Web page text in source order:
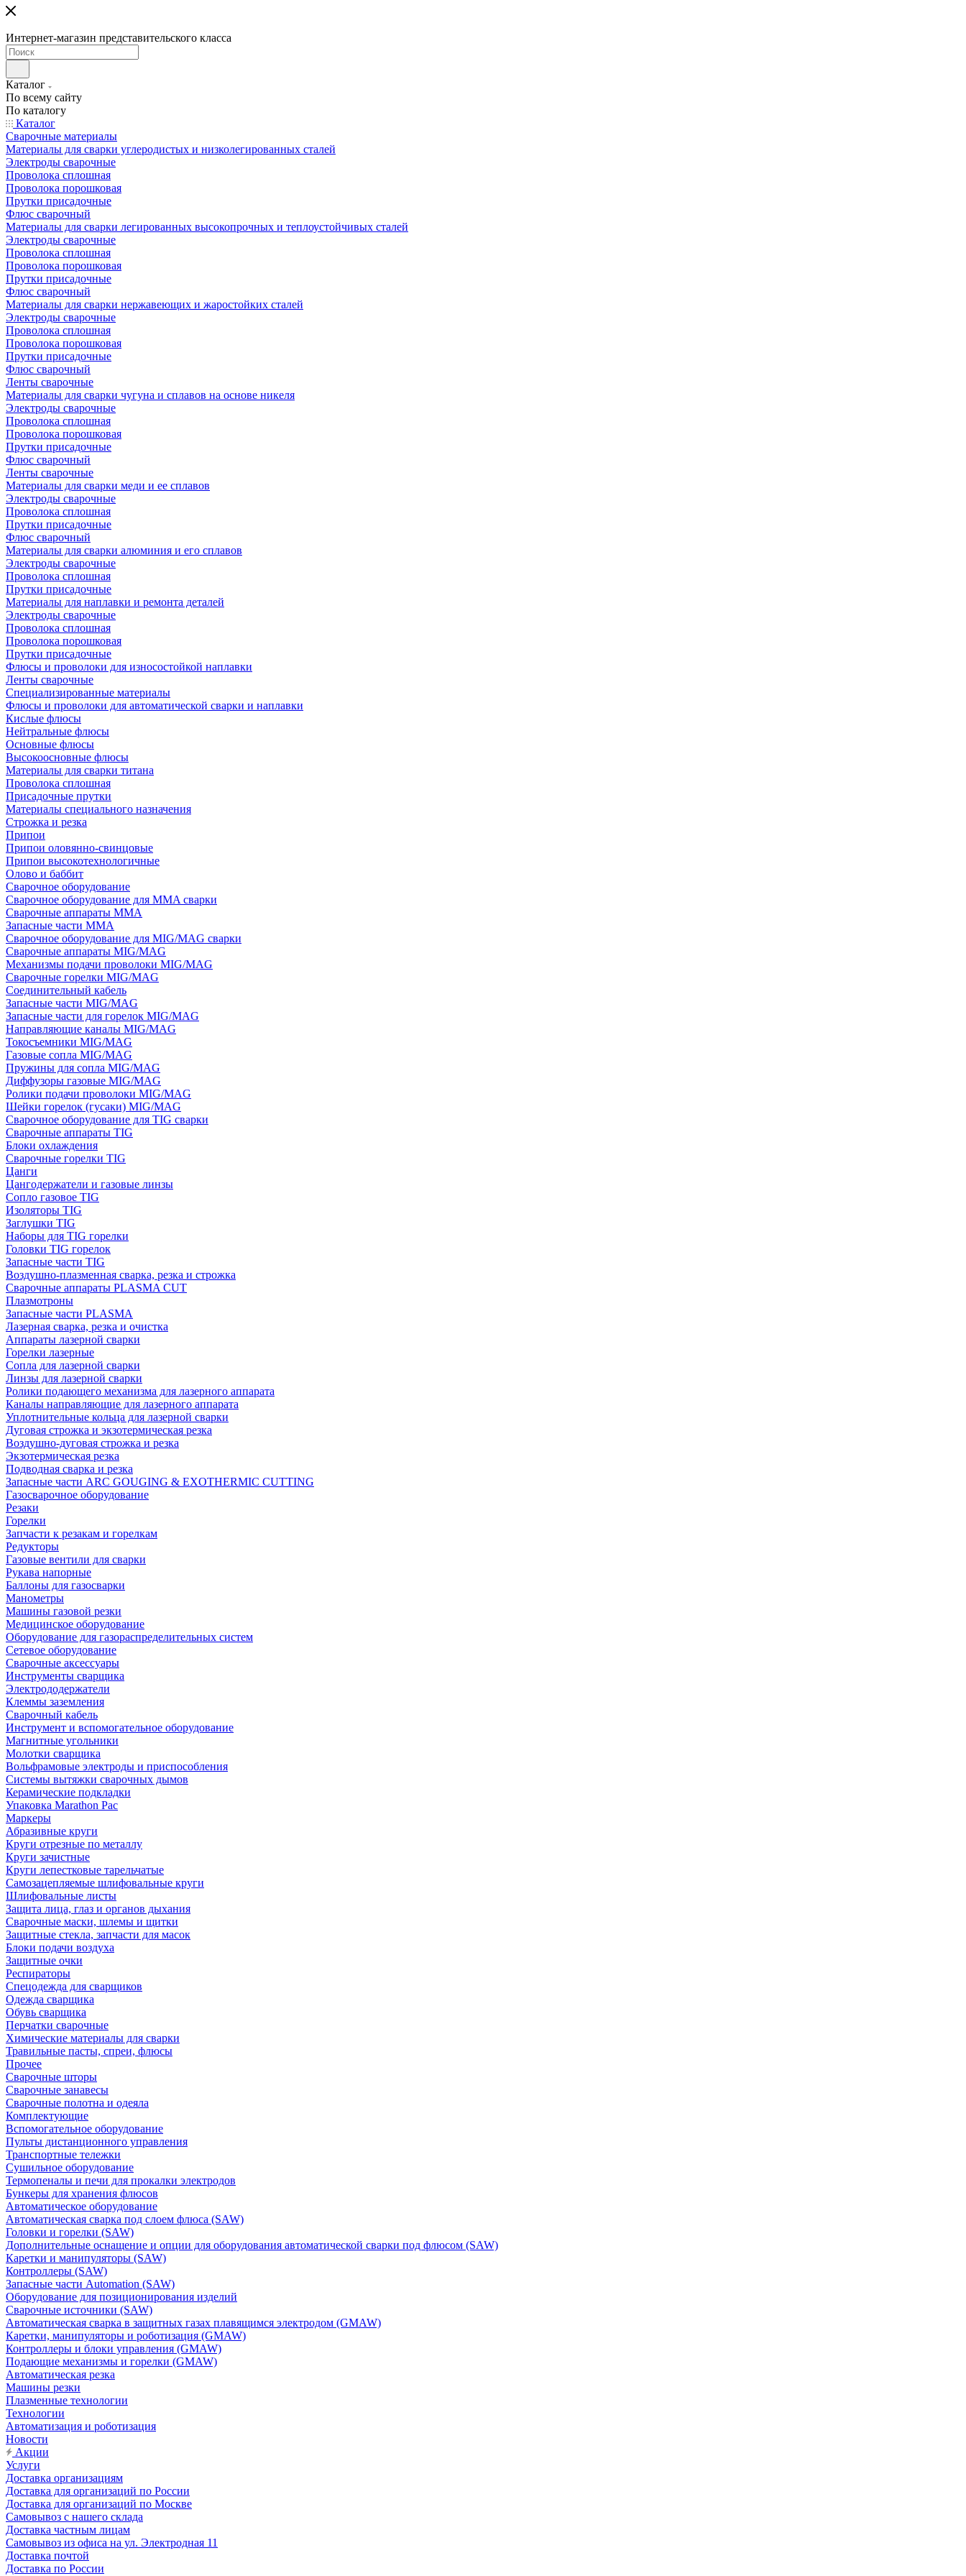
Интернет-магазин представительского класса
Каталог
По всему сайту
По каталогу
Каталог
Сварочные материалы
Материалы для сварки углеродистых и низколегированных сталей
Электроды сварочные
Проволока сплошная
Проволока порошковая
Прутки присадочные
Флюс сварочный
Материалы для сварки легированных высокопрочных и теплоустойчивых сталей
Электроды сварочные
Проволока сплошная
Проволока порошковая
Прутки присадочные
Флюс сварочный
Материалы для сварки нержавеющих и жаростойких сталей
Электроды сварочные
Проволока сплошная
Проволока порошковая
Прутки присадочные
Флюс сварочный
Ленты сварочные
Материалы для сварки чугуна и сплавов на основе никеля
Электроды сварочные
Проволока сплошная
Проволока порошковая
Прутки присадочные
Флюс сварочный
Ленты сварочные
Материалы для сварки меди и ее сплавов
Электроды сварочные
Проволока сплошная
Прутки присадочные
Флюс сварочный
Материалы для сварки алюминия и его сплавов
Электроды сварочные
Проволока сплошная
Прутки присадочные
Материалы для наплавки и ремонта деталей
Электроды сварочные
Проволока сплошная
Проволока порошковая
Прутки присадочные
Флюсы и проволоки для износостойкой наплавки
Ленты сварочные
Специализированные материалы
Флюсы и проволоки для автоматической сварки и наплавки
Кислые флюсы
Нейтральные флюсы
Основные флюсы
Высокоосновные флюсы
Материалы для сварки титана
Проволока сплошная
Присадочные прутки
Материалы специального назначения
Строжка и резка
Припои
Припои оловянно-свинцовые
Припои высокотехнологичные
Олово и баббит
Сварочное оборудование
Сварочное оборудование для MMA сварки
Сварочные аппараты MMA
Запасные части MMA
Сварочное оборудование для MIG/MAG сварки
Сварочные аппараты MIG/MAG
Механизмы подачи проволоки MIG/MAG
Сварочные горелки MIG/MAG
Соединительный кабель
Запасные части MIG/MAG
Запасные части для горелок MIG/MAG
Направляющие каналы MIG/MAG
Токосъемники MIG/MAG
Газовые сопла MIG/MAG
Пружины для сопла MIG/MAG
Диффузоры газовые MIG/MAG
Ролики подачи проволоки MIG/MAG
Шейки горелок (гусаки) MIG/MAG
Сварочное оборудование для TIG сварки
Сварочные аппараты TIG
Блоки охлаждения
Сварочные горелки TIG
Цанги
Цангодержатели и газовые линзы
Сопло газовое TIG
Изоляторы TIG
Заглушки TIG
Наборы для TIG горелки
Головки TIG горелок
Запасные части TIG
Воздушно-плазменная сварка, резка и строжка
Сварочные аппараты PLASMA CUT
Плазмотроны
Запасные части PLASMA
Лазерная сварка, резка и очистка
Аппараты лазерной сварки
Горелки лазерные
Сопла для лазерной сварки
Линзы для лазерной сварки
Ролики подающего механизма для лазерного аппарата
Каналы направляющие для лазерного аппарата
Уплотнительные кольца для лазерной сварки
Дуговая строжка и экзотермическая резка
Воздушно-дуговая строжка и резка
Экзотермическая резка
Подводная сварка и резка
Запасные части ARC GOUGING & EXOTHERMIC CUTTING
Газосварочное оборудование
Резаки
Горелки
Запчасти к резакам и горелкам
Редукторы
Газовые вентили для сварки
Рукава напорные
Баллоны для газосварки
Манометры
Машины газовой резки
Медицинское оборудование
Оборудование для газораспределительных систем
Сетевое оборудование
Сварочные аксессуары
Инструменты сварщика
Электрододержатели
Клеммы заземления
Сварочный кабель
Инструмент и вспомогательное оборудование
Магнитные угольники
Молотки сварщика
Вольфрамовые электроды и приспособления
Системы вытяжки сварочных дымов
Керамические подкладки
Упаковка Marathon Pac
Маркеры
Абразивные круги
Круги отрезные по металлу
Круги зачистные
Круги лепестковые тарельчатые
Самозацепляемые шлифовальные круги
Шлифовальные листы
Защита лица, глаз и органов дыхания
Сварочные маски, шлемы и щитки
Защитные стекла, запчасти для масок
Блоки подачи воздуха
Защитные очки
Респираторы
Спецодежда для сварщиков
Одежда сварщика
Обувь сварщика
Перчатки сварочные
Химические материалы для сварки
Травильные пасты, спреи, флюсы
Прочее
Сварочные шторы
Сварочные занавесы
Сварочные полотна и одеяла
Комплектующие
Вспомогательное оборудование
Пульты дистанционного управления
Транспортные тележки
Сушильное оборудование
Термопеналы и печи для прокалки электродов
Бункеры для хранения флюсов
Автоматическое оборудование
Автоматическая сварка под слоем флюса (SAW)
Головки и горелки (SAW)
Дополнительные оснащение и опции для оборудования автоматической сварки под флюсом (SAW)
Каретки и манипуляторы (SAW)
Контроллеры (SAW)
Запасные части Automation (SAW)
Оборудование для позиционирования изделий
Сварочные источники (SAW)
Автоматическая сварка в защитных газах плавящимся электродом (GMAW)
Каретки, манипуляторы и роботизация (GMAW)
Контроллеры и блоки управления (GMAW)
Подающие механизмы и горелки (GMAW)
Автоматическая резка
Машины резки
Плазменные технологии
Технологии
Автоматизация и роботизация
Новости
Акции
Услуги
Доставка организациям
Доставка для организаций по России
Доставка для организаций по Москве
Самовывоз с нашего склада
Доставка частным лицам
Самовывоз из офиса на ул. Электродная 11
Доставка почтой
Доставка по России